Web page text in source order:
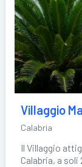
Villaggio
Calabria
Il Villaggio
Calabria, a